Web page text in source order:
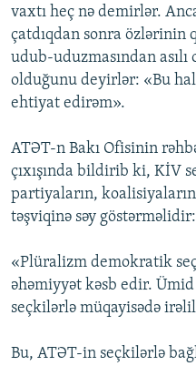
vaxtı heç nə demirlər.
çatdıqdan sonra özlərinin
udub-uduzmasından
olduğunu deyirlər: «Bu
ehtiyat edirəm».
ATƏT-n Bakı Ofisinin
çıxışında bildirib ki, KİV
partiyaların,
təşviqinə səy göstərməlidir:
«Plüralizm demokratik
əhəmiyyət kəsb edir.
seçkilərlə müqayisədə
Bu, ATƏT-in seçkilərlə